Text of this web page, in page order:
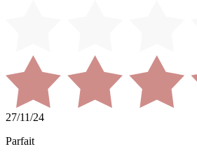
27/11/24
Parfait